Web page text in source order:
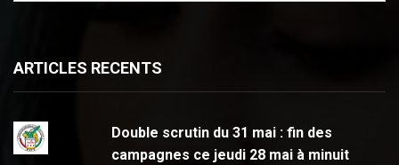
ARTICLES RECENTS
Double scrutin du 31 mai : fin des
campagnes ce jeudi 28 mai à minuit